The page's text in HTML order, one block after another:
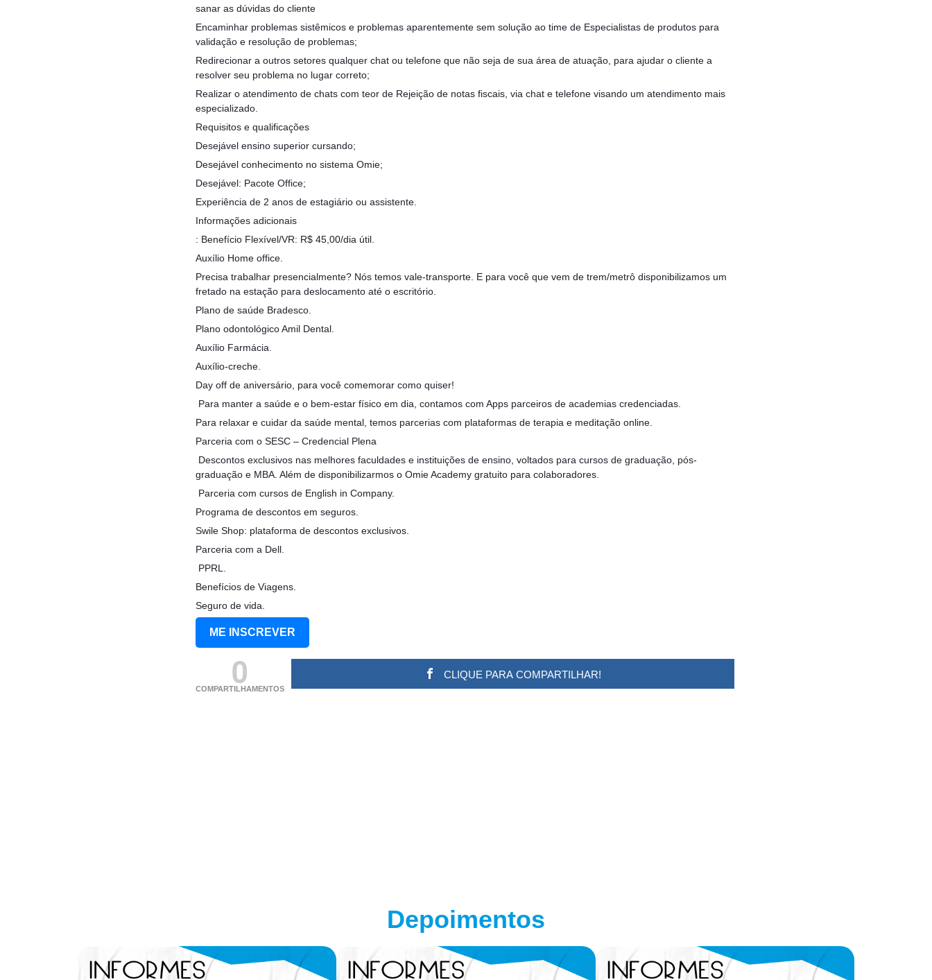
sanar as dúvidas do cliente
Encaminhar problemas sistêmicos e problemas aparentemente sem solução ao time de Especialistas de produtos para
validação e resolução de problemas;
Redirecionar a outros setores qualquer chat ou telefone que não seja de sua área de atuação, para ajudar o cliente a
resolver seu problema no lugar correto;
Realizar o atendimento de chats com teor de Rejeição de notas fiscais, via chat e telefone visando um atendimento mais
especializado.
Requisitos e qualificações
Desejável ensino superior cursando;
Desejável conhecimento no sistema Omie;
Desejável: Pacote Office;
Experiência de 2 anos de estagiário ou assistente.
Informações adicionais
: Benefício Flexível/VR: R$ 45,00/dia útil.
Auxílio Home office.
Precisa trabalhar presencialmente? Nós temos vale-transporte. E para você que vem de trem/metrô disponibilizamos um
fretado na estação para deslocamento até o escritório.
Plano de saúde Bradesco.
Plano odontológico Amil Dental.
Auxílio Farmácia.
Auxílio-creche.
Day off de aniversário, para você comemorar como quiser!
Para manter a saúde e o bem-estar físico em dia, contamos com Apps parceiros de academias credenciadas.
Para relaxar e cuidar da saúde mental, temos parcerias com plataformas de terapia e meditação online.
Parceria com o SESC – Credencial Plena
Descontos exclusivos nas melhores faculdades e instituições de ensino, voltados para cursos de graduação, pós-
graduação e MBA. Além de disponibilizarmos o Omie Academy gratuito para colaboradores.
Parceria com cursos de English in Company.
Programa de descontos em seguros.
Swile Shop: plataforma de descontos exclusivos.
Parceria com a Dell.
PPRL.
Benefícios de Viagens.
Seguro de vida.
ME INSCREVER
0
COMPARTILHAMENTOS
CLIQUE PARA COMPARTILHAR!
Depoimentos